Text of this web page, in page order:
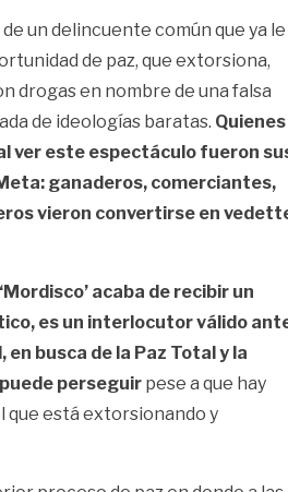
un delincuente común que ya le
de paz, que extorsiona,
drogas en nombre de una falsa
de ideologías baratas. Quienes
ver este espectáculo fueron
ganaderos, comerciantes,
vieron convertirse en
‘Mordisco’ acaba de recibir un
es un interlocutor válido
en busca de la Paz Total y la
perseguir pese a que hay
que está extorsionando y